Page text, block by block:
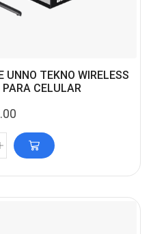
UNNO TEKNO WIRELESS
CELULAR